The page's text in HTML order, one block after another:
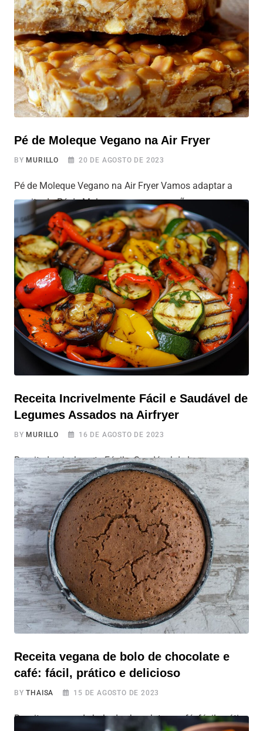
muito popular em nossa cozinha em diversas receitas. E
quando preparada na air fryer, ela se transforma em um
petisco delicioso, ou
Pé de Moleque Vegano na Air Fryer
BY MURILLO 20 DE AGOSTO DE 2023
Pé de Moleque Vegano na Air Fryer Vamos adaptar a
receita do Pé de Moleque para uma versão vegana na
Air Fryer. Vamos usar ingredientes livres de produtos de
origem animal e aproveitar a praticidade da Air Fryer
para preparar essa delícia de pé de moleque
diferenciado. Aposto que você também vai se interessar:
Cookies
Receita Incrivelmente Fácil e Saudável de
Legumes Assados na Airfryer
BY MURILLO 16 DE AGOSTO DE 2023
Receita Incrivelmente Fácil e Saudável de Legumes
Assados na Airfryer Se você está procurando uma
receita que seja ao mesmo tempo saudável, fácil de
fazer, e principalmente saborosa, temos a receita ideal
para você: Legumes Assados na Airfryer. Ela combina o
sabor da abobrinha, berinjela e cenoura Ao assá-los na
Airfryer, você terá um resultado
Receita vegana de bolo de chocolate e
café: fácil, prático e delicioso
BYTHAISA 15 DE AGOSTO DE 2023
Receita vegana de bolo de chocolate e café: fácil, prático